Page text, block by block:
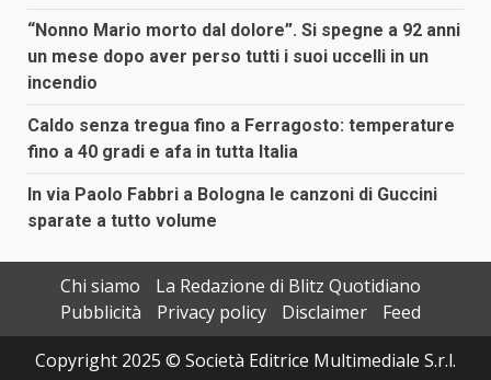
“Nonno Mario morto dal dolore”. Si spegne a 92 anni
un mese dopo aver perso tutti i suoi uccelli in un
incendio
Caldo senza tregua fino a Ferragosto: temperature
fino a 40 gradi e afa in tutta Italia
In via Paolo Fabbri a Bologna le canzoni di Guccini
sparate a tutto volume
Chi siamo
La Redazione di Blitz Quotidiano
Pubblicità
Privacy policy Disclaimer
Feed
Copyright 2025 © Società Editrice Multimediale S.r.l.